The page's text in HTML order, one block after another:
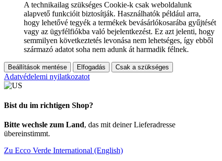
A technikailag szükséges Cookie-k csak weboldalunk
alapvető funkcióit biztosítják. Használhatók például arra,
hogy lehetővé tegyék a termékek bevásárlókosarába gyűjtését
vagy az ügyfélfiókba való bejelentkezést. Ez azt jelenti, hogy
semmilyen következtetés levonása nem lehetséges, így ebből
származó adatot soha nem adunk át harmadik félnek.
Beállítások mentése Elfogadás Csak a szükséges
Adatvédelemi nyilatkozatot
Bist du im richtigen Shop?
Bitte wechsle zum Land, das mit deiner Lieferadresse
übereinstimmt.
Zu Ecco Verde International (English)